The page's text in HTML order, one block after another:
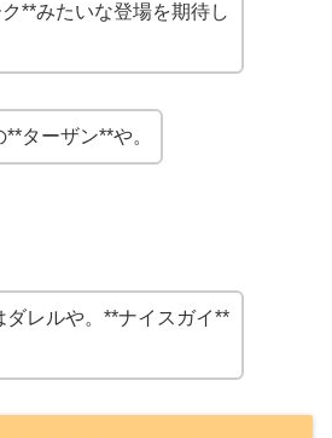
**みたいな登場を期待し
ターザン**や。
ダレルや。**ナイスガイ**